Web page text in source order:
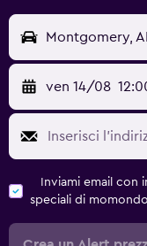
Montgomery,
ven 14/08
Inviami email con
speciali di